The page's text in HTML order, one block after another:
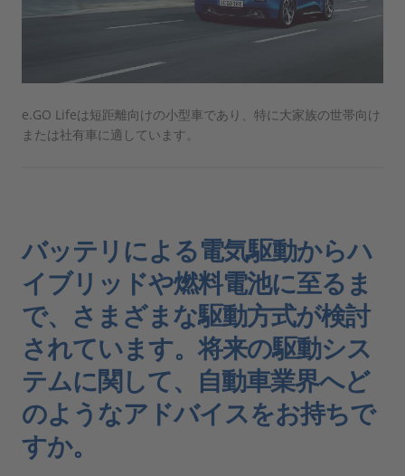
e.GO Lifeは短距離向けの小型車であり、特に大家族の世帯向け
または社有車に適しています。
バッテリによる電気駆動からハ
イブリッドや燃料電池に至るま
で、さまざまな駆動方式が検討
されています。将来の駆動シス
テムに関して、自動車業界へど
のようなアドバイスをお持ちで
すか。